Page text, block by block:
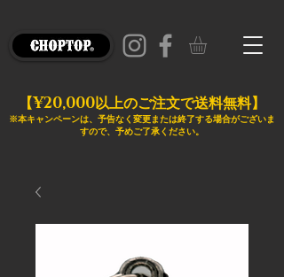
【¥20,000以上のご注文で送料無料】
※本キャンペーンは、予告なく変更または終了する場合がございま
すので、予めご了承ください。